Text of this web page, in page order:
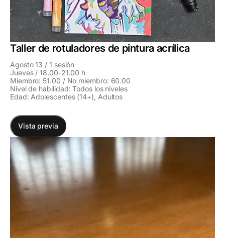
Taller de rotuladores de pintura acrílica
Agosto 13 / 1 sesión
Jueves / 18.00-21.00 h
Miembro: 51.00 / No miembro: 60.00
Nivel de habilidad: Todos los niveles
Edad: Adolescentes (14+), Adultos
Vista previa